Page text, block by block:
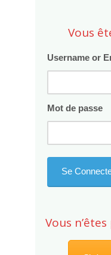
Vous
Username or
Mot de passe
Vous